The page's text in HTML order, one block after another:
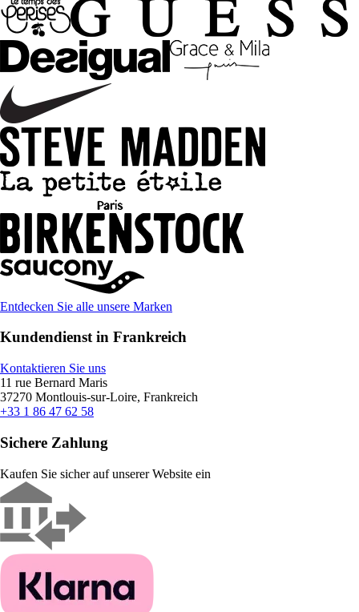
Entdecken Sie alle unsere Marken
Kundendienst in Frankreich
Kontaktieren Sie uns
11 rue Bernard Maris
37270 Montlouis-sur-Loire, Frankreich
+33 1 86 47 62 58
Sichere Zahlung
Kaufen Sie sicher auf unserer Website ein